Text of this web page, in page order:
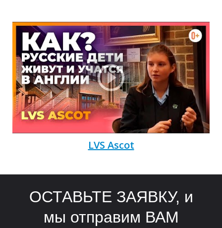
И
LVS Ascot
ОСТАВЬТЕ ЗАЯВКУ, и
мы отправим ВАМ